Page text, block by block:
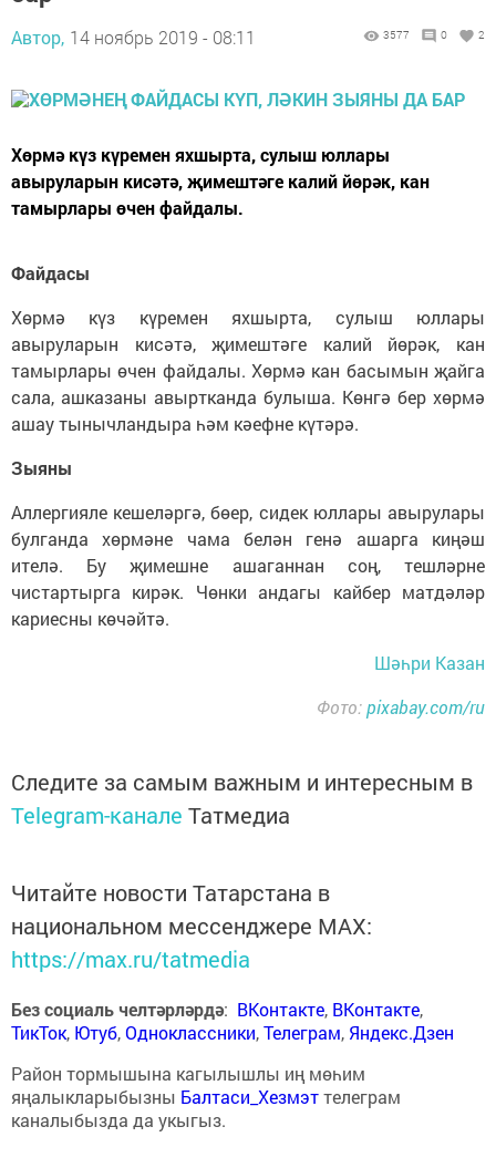
Автор, 14 ноябрь 2019 - 08:11 3577 0 2
Хөрмә күз күремен яхшырта, сулыш юллары
авыруларын кисәтә, җимештәге калий йөрәк, кан
тамырлары өчен файдалы.
Файдасы
Хөрмә күз күремен яхшырта, сулыш юллары
авыруларын кисәтә, җимештәге калий йөрәк, кан
тамырлары өчен файдалы. Хөрмә кан басымын җайга
сала, ашказаны авыртканда булыша. Көнгә бер хөрмә
ашау тынычландыра һәм кәефне күтәрә.
Зыяны
Аллергияле кешеләргә, бөер, сидек юллары авырулары
булганда хөрмәне чама белән генә ашарга киңәш
ителә. Бу җимешне ашаганнан соң, тешләрне
чистартырга кирәк. Чөнки андагы кайбер матдәләр
кариесны көчәйтә.
Шәһри Казан
Фото:pixabay.com/ru
Следите за самым важным и интересным в
Telegram-канале Татмедиа
Читайте новости Татарстана в
национальном мессенджере MАХ:
https://max.ru/tatmedia
Без социаль челтәрләрдә: ВКонтакте, ВКонтакте,
ТикТок, Ютуб,Одноклассники,Телеграм, Яндекс.Дзен
Район тормышына кагылышлы иң мөһим
яңалыкларыбызны Балтаси_Хезмэттелеграм
каналыбызда да укыгыз.